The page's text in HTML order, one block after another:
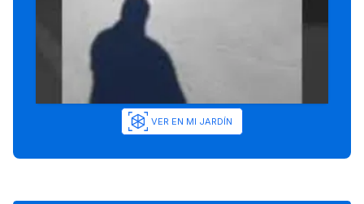
VER EN MI JARDÍN